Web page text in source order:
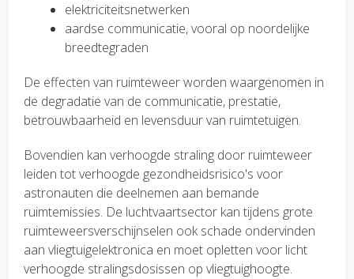
elektriciteitsnetwerken
aardse communicatie, vooral op noordelijke
breedtegraden
De effecten van ruimteweer worden waargenomen in
de degradatie van de communicatie, prestatie,
betrouwbaarheid en levensduur van ruimtetuigen.
Bovendien kan verhoogde straling door ruimteweer
leiden tot verhoogde gezondheidsrisico's voor
astronauten die deelnemen aan bemande
ruimtemissies. De luchtvaartsector kan tijdens grote
ruimteweersverschijnselen ook schade ondervinden
aan vliegtuigelektronica en moet opletten voor licht
verhoogde stralingsdosissen op vliegtuighoogte.